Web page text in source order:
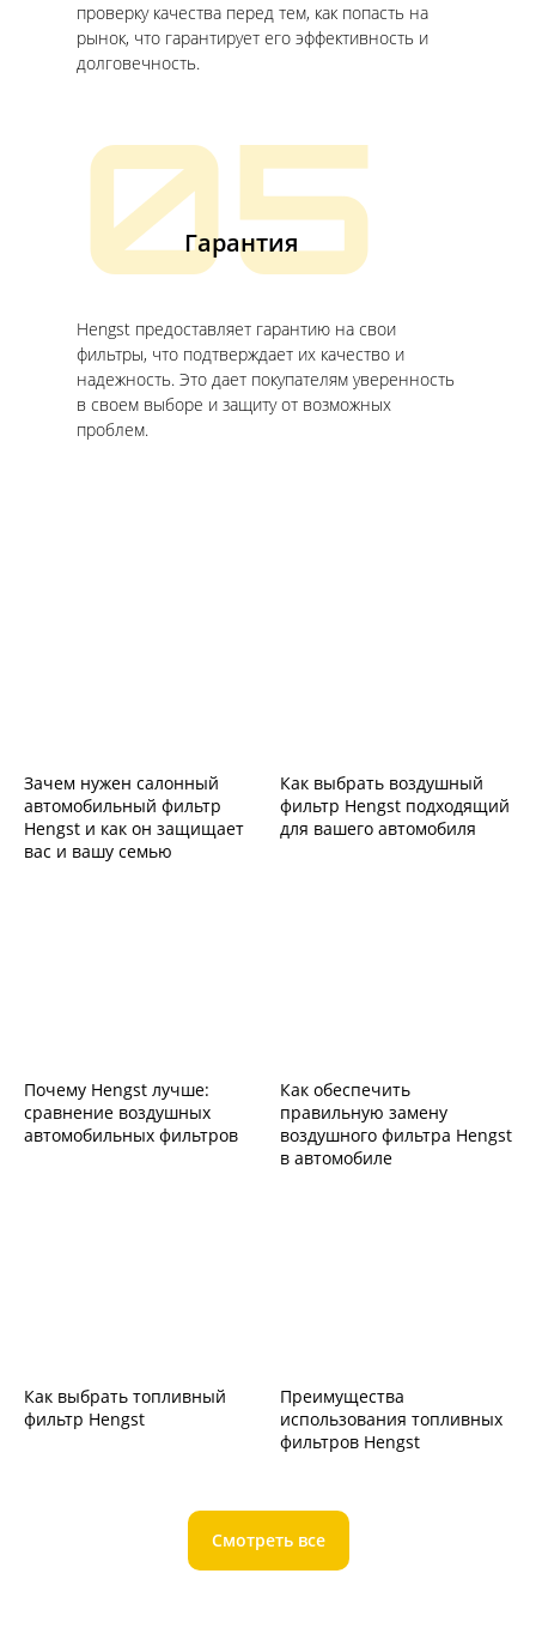
проверку качества перед тем, как попасть на
рынок, что гарантирует его эффективность и
долговечность.
05
Гарантия
Hengst предоставляет гарантию на свои
фильтры, что подтверждает их качество и
надежность. Это дает покупателям уверенность
в своем выборе и защиту от возможных
проблем.
Зачем нужен салонный
автомобильный фильтр
Hengst и как он защищает
вас и вашу семью
Как выбрать воздушный
фильтр Hengst подходящий
для вашего автомобиля
Почему Hengst лучше:
сравнение воздушных
автомобильных фильтров
Как обеспечить
правильную замену
воздушного фильтра Hengst
в автомобиле
Как выбрать топливный
фильтр Hengst
Преимущества
использования топливных
фильтров Hengst
Смотреть все